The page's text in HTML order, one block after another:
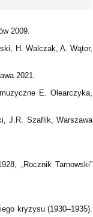
2009.
H. Walczak, A. Wątor,
2021.
E. Olearczyka,
J.R. Szaflik, Warszawa
„Rocznik Tarnowski”
kryzysu (1930–1935).